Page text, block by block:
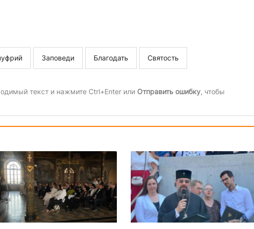
Заповеди Благодать Святость
текст и нажмите Ctrl+Enter или Отправить ошибку, чтобы